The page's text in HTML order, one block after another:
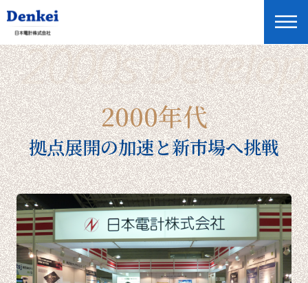
1950年代
1960年代
1970年代
1980年代
1990年代
2010年代
2020年代
Global Home
2000s
2000年代
拠点展開の加速と新市場へ挑戦